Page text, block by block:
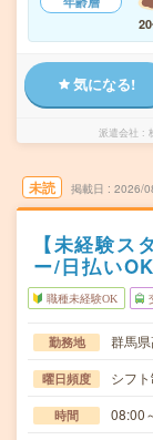
気になる!
派遣会社
未読 掲載日 2026/
【未経験ス
ー/日払いOK
職種未経験OK
勤務地 群馬
曜日頻度 シフ
時間 08:00